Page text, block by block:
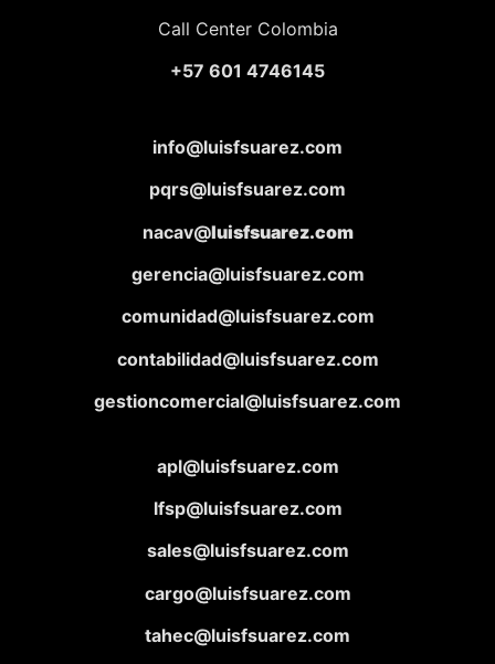
Call Center Colombia
+57 601 4746145
info@luisfsuarez.com
pqrs@luisfsuarez.com
nacav@luisfsuarez.com
gerencia@luisfsuarez.com
comunidad@luisfsuarez.com
contabilidad@luisfsuarez.com
gestioncomercial@luisfsuarez.com
apl@luisfsuarez.com
lfsp@luisfsuarez.com
sales@luisfsuarez.com
cargo@luisfsuarez.com
tahec@luisfsuarez.com